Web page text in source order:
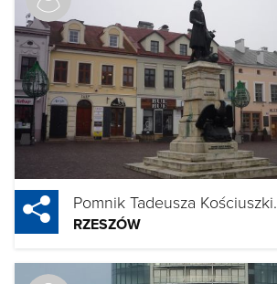
Pomnik Tadeusza Kościuszki.
RZESZÓW